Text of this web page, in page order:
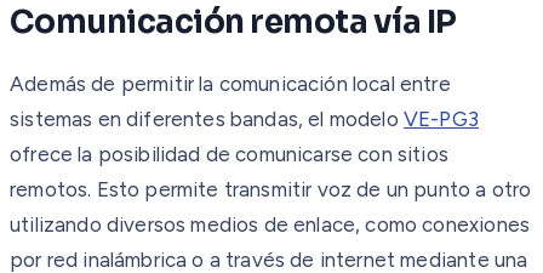
Comunicación remota vía IP
Además de permitir la comunicación local entre
sistemas en diferentes bandas, el modelo VE-PG3
ofrece la posibilidad de comunicarse con sitios
remotos. Esto permite transmitir voz de un punto a otro
utilizando diversos medios de enlace, como conexiones
por red inalámbrica o a través de internet mediante una